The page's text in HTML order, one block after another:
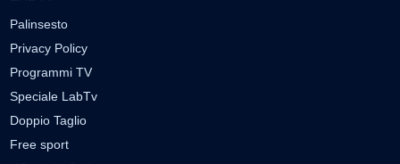
Palinsesto
Privacy Policy
Programmi TV
Speciale LabTv
Doppio Taglio
Free sport